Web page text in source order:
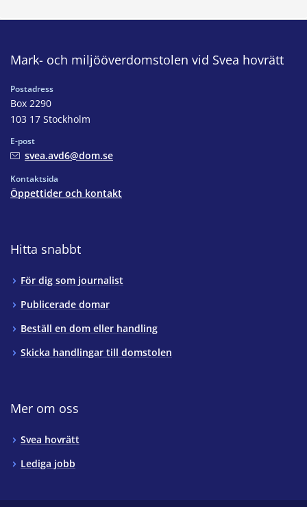
Mark- och miljööverdomstolen vid Svea hovrätt
Postadress
Box 2290
103 17 Stockholm
E-post
svea.avd6@dom.se
Kontaktsida
Öppettider och kontakt
Hitta snabbt
För dig som journalist
Publicerade domar
Beställ en dom eller handling
Skicka handlingar till domstolen
Mer om oss
Svea hovrätt
Lediga jobb